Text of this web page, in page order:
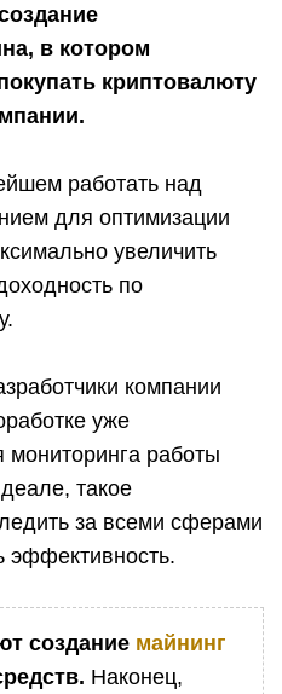
в котором
криптовалюту
работать над
для оптимизации
увеличить
по
компании
уже
работы
такое
за всеми сферами
эффективность.
создание майнинг
Наконец,